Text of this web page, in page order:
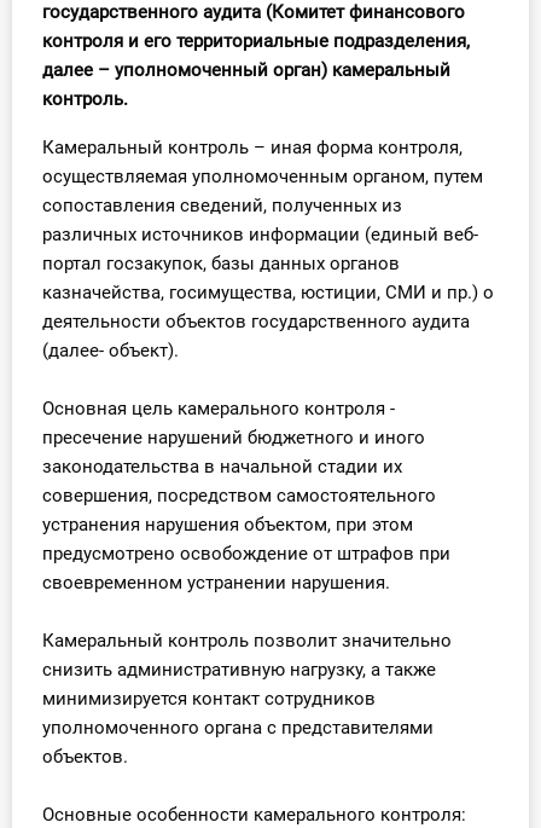
Справочник бухгалтера
Практика ИП
Кадры. Труд. Зарплата.
Учет по отраслям
Юридический помощник
О Системе
Обучение
Тарифы
бухгалтера
государственного аудита (Комитет финансового
контроля и его территориальные подразделения,
далее – уполномоченный орган) камеральный
контроль.
Камеральный контроль – иная форма контроля,
осуществляемая уполномоченным органом, путем
сопоставления сведений, полученных из
различных источников информации (единый веб-
портал госзакупок, базы данных органов
казначейства, госимущества, юстиции, СМИ и пр.) о
деятельности объектов государственного аудита
(далее- объект).
Основная цель камерального контроля -
пресечение нарушений бюджетного и иного
законодательства в начальной стадии их
совершения, посредством самостоятельного
устранения нарушения объектом, при этом
предусмотрено освобождение от штрафов при
своевременном устранении нарушения.
Камеральный контроль позволит значительно
снизить административную нагрузку, а также
минимизируется контакт сотрудников
уполномоченного органа с представителями
объектов.
Основные особенности камерального контроля: